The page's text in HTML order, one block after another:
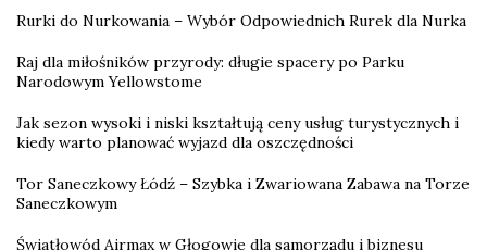
Rurki do Nurkowania – Wybór Odpowiednich Rurek dla Nurka
Raj dla miłośników przyrody: długie spacery po Parku
Narodowym Yellowstome
Jak sezon wysoki i niski kształtują ceny usług turystycznych i
kiedy warto planować wyjazd dla oszczędności
Tor Saneczkowy Łódź – Szybka i Zwariowana Zabawa na Torze
Saneczkowym
Światłowód Airmax w Głogowie dla samorządu i biznesu